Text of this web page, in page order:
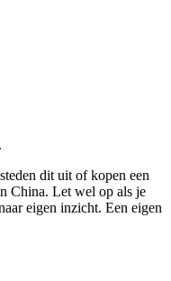
dit uit of kopen een
China. Let wel op als je
eigen inzicht. Een eigen